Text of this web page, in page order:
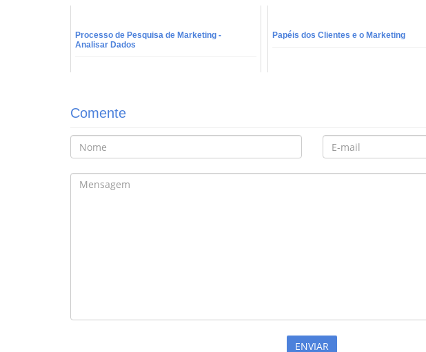
Processo de Pesquisa de Marketing -
Analisar Dados
Papéis dos Clientes e o Marketing
Comente